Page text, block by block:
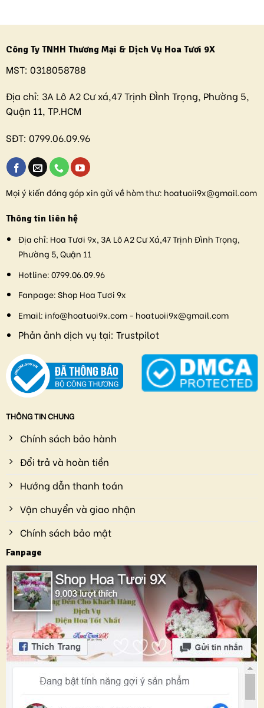
Công Ty TNHH Thương Mại & Dịch Vụ Hoa Tươi 9X
MST: 0318058788
Địa chỉ: 3A Lô A2 Cư xá,47 Trịnh ĐÌnh Trọng, Phường 5,
Quận 11, TP.HCM
SĐT: 0799.06.09.96
Mọi ý kiến đóng góp xin gửi về hòm thư: hoatuoii9x@gmail.com
Thông tin liên hệ
Địa chỉ: Hoa Tươi 9x, 3A Lô A2 Cư Xá,47 Trịnh Đình Trọng,
Phường 5, Quận 11
Hotline:0799.06.09.96
Fanpage:Shop Hoa Tươi 9x
Email: info@hoatuoi9x.com - hoatuoii9x@gmail.com
Phản ảnh dịch vụ tại: Trustpilot
THÔNG TIN CHUNG
Chính sách bảo hành
Đổi trả và hoàn tiền
Hướng dẫn thanh toán
Vận chuyển và giao nhận
Chính sách bảo mật
Fanpage